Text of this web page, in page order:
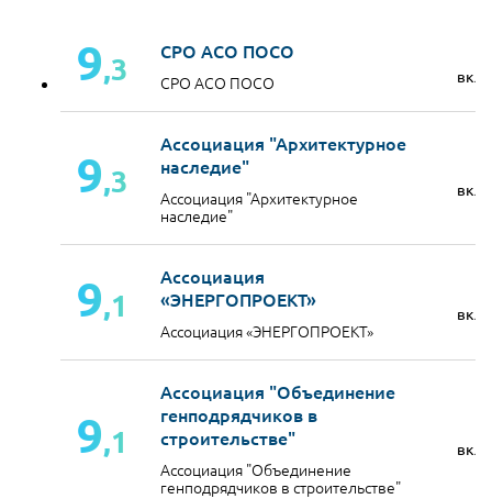
9,3 СРО АСО ПОСО
СРО АСО ПОСО
9,3
Ассоциация "Архитектурное
наследие"
Ассоциация "Архитектурное
наследие"
9,1
Ассоциация
«ЭНЕРГОПРОЕКТ»
Ассоциация «ЭНЕРГОПРОЕКТ»
9,1
Ассоциация "Объединение
генподрядчиков в
строительстве"
Ассоциация "Объединение
генподрядчиков в строительстве"